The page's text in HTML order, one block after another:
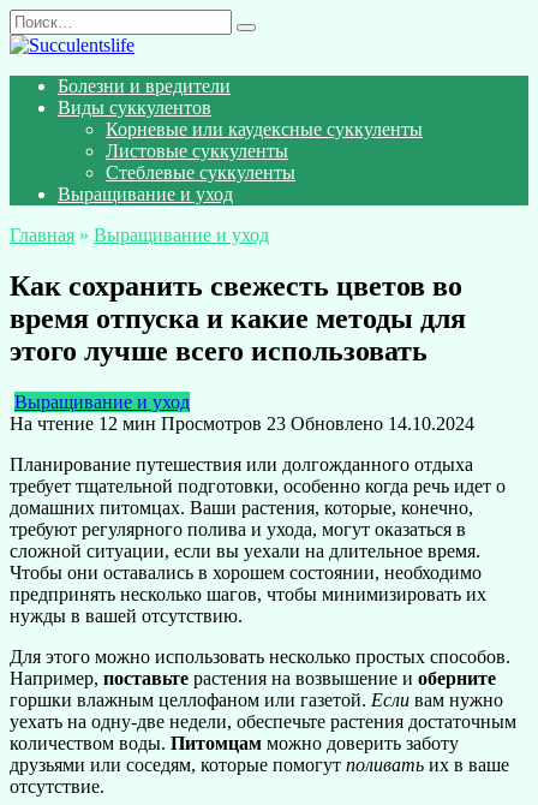
Перейти
к
Search
for:
Болезни и вредители
Виды суккулентов
Корневые или каудексные суккуленты
Листовые суккуленты
Стеблевые суккуленты
Выращивание и уход
Главная » Выращивание и уход
Как сохранить свежесть цветов во
время отпуска и какие методы для
этого лучше всего использовать
Выращивание и уход
На чтение 12 мин Просмотров 23 Обновлено 14.10.2024
Планирование путешествия или долгожданного отдыха
требует тщательной подготовки, особенно когда речь идет о
домашних питомцах. Ваши растения, которые, конечно,
требуют регулярного полива и ухода, могут оказаться в
сложной ситуации, если вы уехали на длительное время.
Чтобы они оставались в хорошем состоянии, необходимо
предпринять несколько шагов, чтобы минимизировать их
нужды в вашей отсутствию.
Для этого можно использовать несколько простых способов.
Например, поставьте растения на возвышение и оберните
горшки влажным целлофаном или газетой. Если вам нужно
уехать на одну-две недели, обеспечьте растения достаточным
количеством воды. Питомцам можно доверить заботу
друзьями или соседям, которые помогут поливать их в ваше
отсутствие.